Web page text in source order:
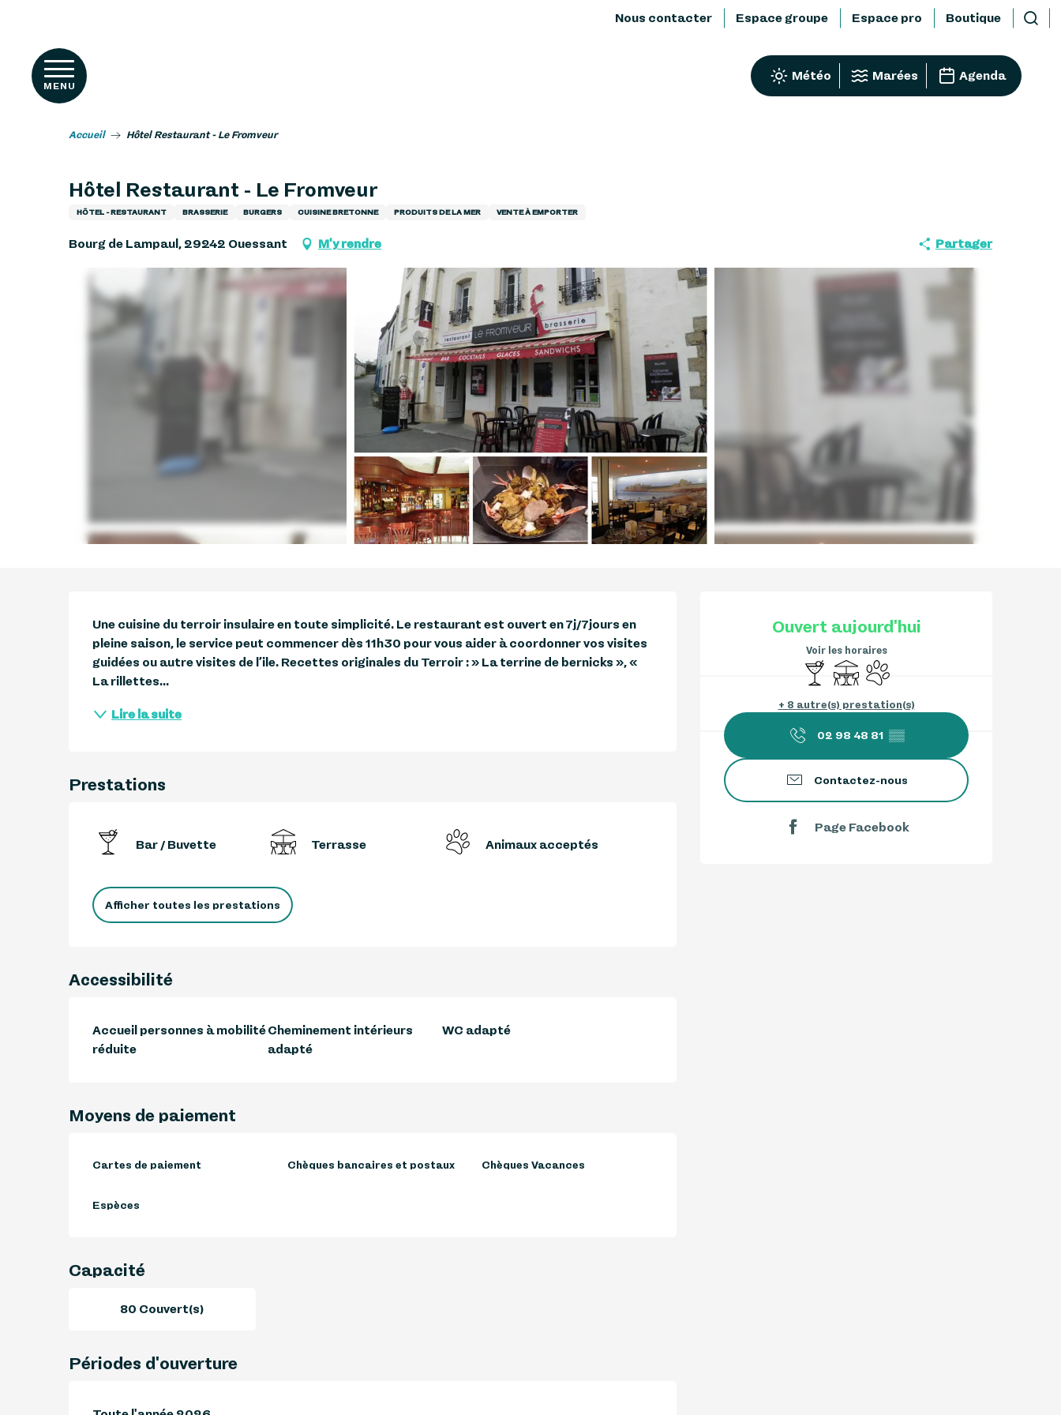
contenu
principal
Nous contacter Espace groupe Espace pro Boutique
MENU
Météo Marées Agenda
Accueil Hôtel Restaurant - Le Fromveur
Hôtel Restaurant - Le Fromveur
HÔTEL - RESTAURANT BRASSERIE BURGERS CUISINE BRETONNE PRODUITS DE LA MER VENTE À EMPORTER
Bourg de Lampaul, 29242 Ouessant M'y rendre Partager
Ouvert aujourd'hui
Voir les horaires
Bar / Buvette
TerrasseAnimaux acceptés
+ 8 autre(s) prestation(s)
02 98 48 81 ▒▒
Contactez-nous
Page Facebook
Une cuisine du terroir insulaire en toute simplicité. Le restaurant est ouvert en 7j/7jours en
pleine saison, le service peut commencer dès 11h30 pour vous aider à coordonner vos visites
guidées ou autre visites de l’ile. Recettes originales du Terroir : » La terrine de bernicks », «
La rillettes...
Lire la suite
Prestations
Bar / Buvette Terrasse Animaux acceptés
Afficher toutes les prestations
Accessibilité
Accueil personnes à mobilité
réduite
Cheminement intérieurs
adapté
WC adapté
Moyens de paiement
Cartes de paiement Chèques bancaires et postaux Chèques Vacances
Espèces
Capacité
80 Couvert(s)
Périodes d'ouverture